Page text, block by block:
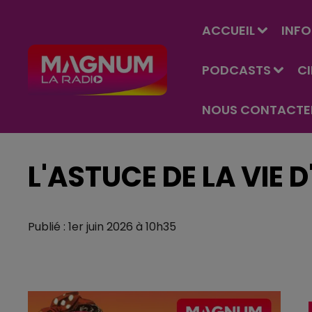
ACCUEIL
PODCASTS
NOUS
L'ASTUCE DE LA
Publié : 1er juin 2026 à 10h35